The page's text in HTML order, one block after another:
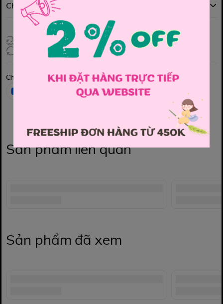
Chính sách đổi hàng
Giao hàng toàn quốc
Đổi hàng 3 ngày (HCM), 7 ngày (Tỉnh)
Chia sẻ
Sản phẩm liên quan
Sản phẩm đã xem